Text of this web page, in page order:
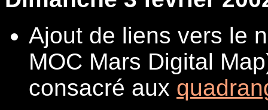
Ajout de liens vers le
MOC Mars Digital
consacré aux